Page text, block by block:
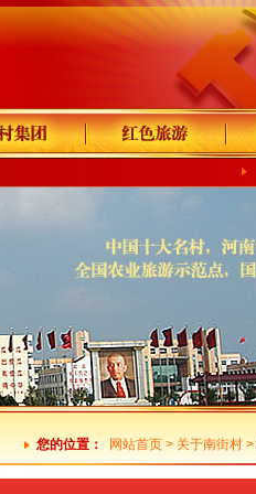
您的位置： 网站首页> 关于南街村>